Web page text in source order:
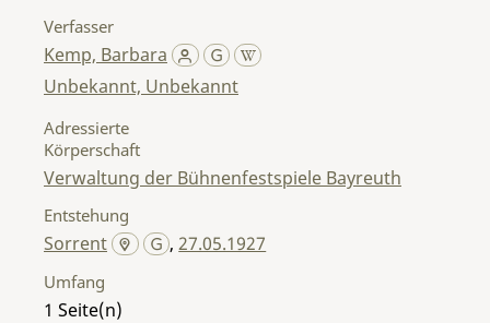
Verfasser
Kemp, Barbara
Unbekannt, Unbekannt
Adressierte
Körperschaft
Verwaltung der Bühnenfestspiele Bayreuth
Entstehung
Sorrent ,27.05.1927
Umfang
1